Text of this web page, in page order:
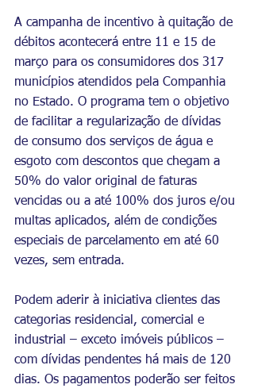
A campanha de incentivo à quitação de
débitos acontecerá entre 11 e 15 de
março para os consumidores dos 317
municípios atendidos pela Companhia
no Estado. O programa tem o objetivo
de facilitar a regularização de dívidas
de consumo dos serviços de água e
esgoto com descontos que chegam a
50% do valor original de faturas
vencidas ou a até 100% dos juros e/ou
multas aplicados, além de condições
especiais de parcelamento em até 60
vezes, sem entrada.
Podem aderir à iniciativa clientes das
categorias residencial, comercial e
industrial – exceto imóveis públicos –
com dívidas pendentes há mais de 120
dias. Os pagamentos poderão ser feitos